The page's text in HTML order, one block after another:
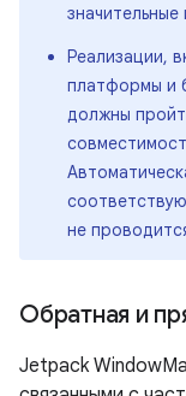
Реализации,
платформы и
должны
не
Обратная и
Jetpack